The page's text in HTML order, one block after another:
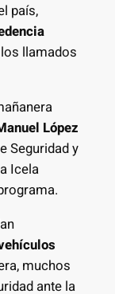
país,
llamados
López
Seguridad y
Icela
muchos
ante la